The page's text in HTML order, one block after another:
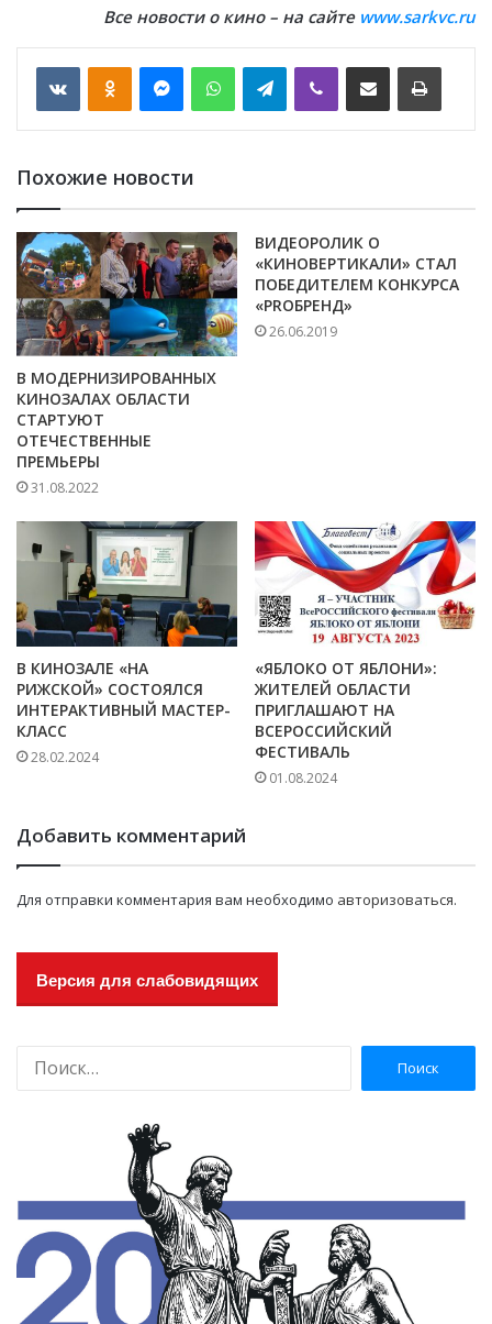
Все новости о кино – на сайте www.sarkvc.ru
VKontakte WhatsApp Telegram
Похожие новости
В МОДЕРНИЗИРОВАННЫХ
КИНОЗАЛАХ ОБЛАСТИ
СТАРТУЮТ
ОТЕЧЕСТВЕННЫЕ
ПРЕМЬЕРЫ
31.08.2022
ВИДЕОРОЛИК О
«КИНОВЕРТИКАЛИ» СТАЛ
ПОБЕДИТЕЛЕМ КОНКУРСА
«PROБРЕНД»
26.06.2019
В КИНОЗАЛЕ «НА
РИЖСКОЙ» СОСТОЯЛСЯ
ИНТЕРАКТИВНЫЙ МАСТЕР-
КЛАСС
28.02.2024
«ЯБЛОКО ОТ ЯБЛОНИ»:
ЖИТЕЛЕЙ ОБЛАСТИ
ПРИГЛАШАЮТ НА
ВСЕРОССИЙСКИЙ
ФЕСТИВАЛЬ
01.08.2024
Добавить комментарий
Для отправки комментария вам необходимо авторизоваться.
Версия для слабовидящих